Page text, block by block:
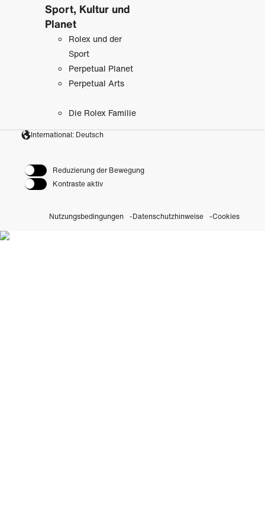
Sport, Kultur und
Planet
Rolex und der
Sport
Perpetual Planet
Perpetual Arts
Die Rolex Familie
International: Deutsch
Reduzierung der Bewegung
Kontraste aktiv
Nutzungsbedingungen Datenschutzhinweise Cookies